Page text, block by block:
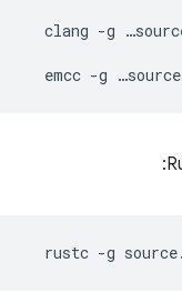
clang -g
emcc -g
rustc -g